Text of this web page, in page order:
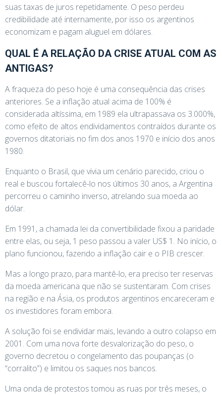
suas taxas de juros repetidamente. O peso perdeu
credibilidade até internamente, por isso os argentinos
economizam e pagam aluguel em dólares.
QUAL É A RELAÇÃO DA CRISE ATUAL COM AS
ANTIGAS?
A fraqueza do peso hoje é uma consequência das crises
anteriores. Se a inflação atual acima de 100% é
considerada altíssima, em 1989 ela ultrapassava os 3.000%,
como efeito de altos endividamentos contraídos durante os
governos ditatoriais no fim dos anos 1970 e início dos anos
1980.
Enquanto o Brasil, que vivia um cenário parecido, criou o
real e buscou fortalecê-lo nos últimos 30 anos, a Argentina
percorreu o caminho inverso, atrelando sua moeda ao
dólar.
Em 1991, a chamada lei da convertibilidade fixou a paridade
entre elas, ou seja, 1 peso passou a valer US$ 1. No início, o
plano funcionou, fazendo a inflação cair e o PIB crescer.
Mas a longo prazo, para mantê-lo, era preciso ter reservas
da moeda americana que não se sustentaram. Com crises
na região e na Ásia, os produtos argentinos encareceram e
os investidores foram embora.
A solução foi se endividar mais, levando a outro colapso em
2001. Com uma nova forte desvalorização do peso, o
governo decretou o congelamento das poupanças (o
“corralito”) e limitou os saques nos bancos.
Uma onda de protestos tomou as ruas por três meses, o